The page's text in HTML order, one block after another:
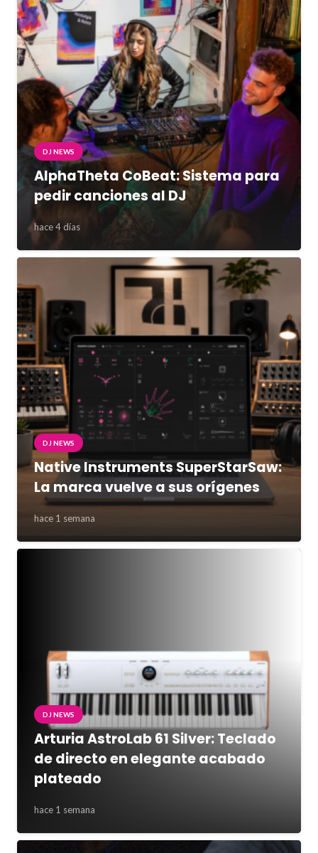
DJ NEWS
AlphaTheta CoBeat: Sistema para
pedir canciones al DJ
hace 4 días
DJ NEWS
Native Instruments SuperStarSaw:
La marca vuelve a sus orígenes
hace 1 semana
DJ NEWS
Arturia AstroLab 61 Silver: Teclado
de directo en elegante acabado
plateado
hace 1 semana